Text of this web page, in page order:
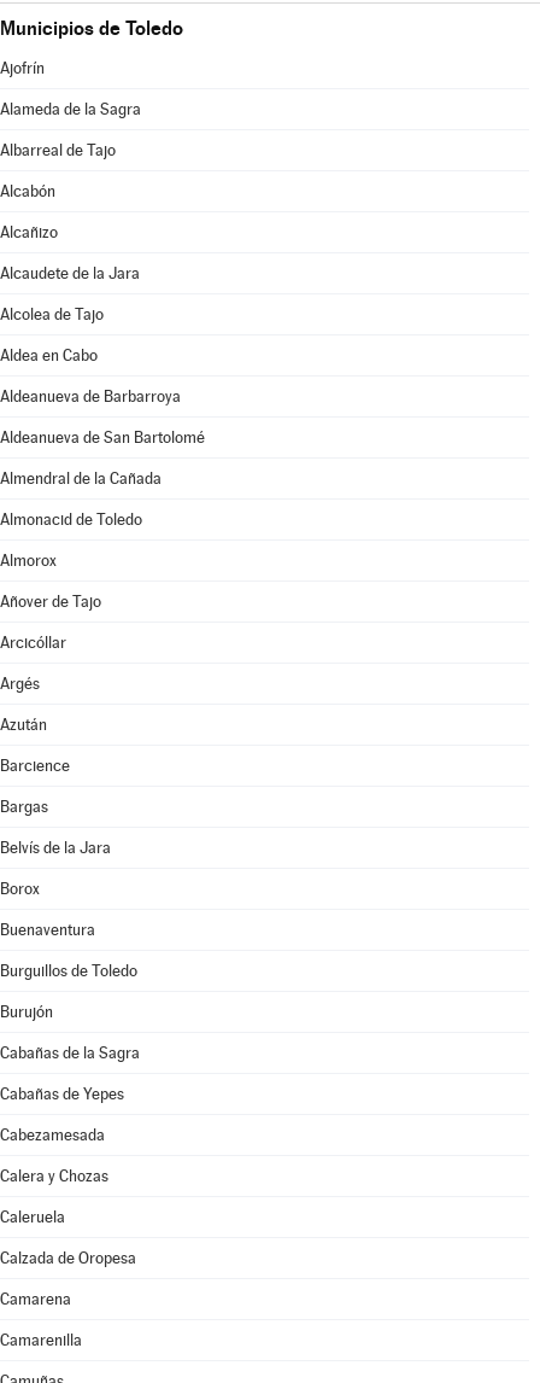
Municipios de Toledo
Ajofrín
Alameda de la Sagra
Albarreal de Tajo
Alcabón
Alcañizo
Alcaudete de la Jara
Alcolea de Tajo
Aldea en Cabo
Aldeanueva de Barbarroya
Aldeanueva de San Bartolomé
Almendral de la Cañada
Almonacid de Toledo
Almorox
Añover de Tajo
Arcicóllar
Argés
Azután
Barcience
Bargas
Belvís de la Jara
Borox
Buenaventura
Burguillos de Toledo
Burujón
Cabañas de la Sagra
Cabañas de Yepes
Cabezamesada
Calera y Chozas
Caleruela
Calzada de Oropesa
Camarena
Camarenilla